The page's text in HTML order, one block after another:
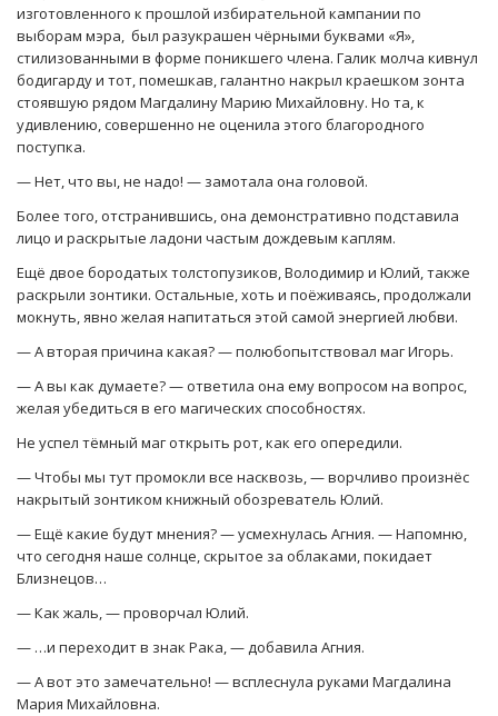
изготовленного к прошлой избирательной кампании по
выборам мэра, был разукрашен чёрными буквами «Я»,
стилизованными в форме поникшего члена. Галик молча кивнул
бодигарду и тот, помешкав, галантно накрыл краешком зонта
стоявшую рядом Магдалину Марию Михайловну. Но та, к
удивлению, совершенно не оценила этого благородного
поступка.
— Нет, что вы, не надо! — замотала она головой.
Более того, отстранившись, она демонстративно подставила
лицо и раскрытые ладони частым дождевым каплям.
Ещё двое бородатых толстопузиков, Володимир и Юлий, также
раскрыли зонтики. Остальные, хоть и поёживаясь, продолжали
мокнуть, явно желая напитаться этой самой энергией любви.
— А вторая причина какая? — полюбопытствовал маг Игорь.
— А вы как думаете? — ответила она ему вопросом на вопрос,
желая убедиться в его магических способностях.
Не успел тёмный маг открыть рот, как его опередили.
— Чтобы мы тут промокли все насквозь, — ворчливо произнёс
накрытый зонтиком книжный обозреватель Юлий.
— Ещё какие будут мнения? — усмехнулась Агния. — Напомню,
что сегодня наше солнце, скрытое за облаками, покидает
Близнецов…
— Как жаль, — проворчал Юлий.
— …и переходит в знак Рака, — добавила Агния.
— А вот это замечательно! — всплеснула руками Магдалина
Мария Михайловна.